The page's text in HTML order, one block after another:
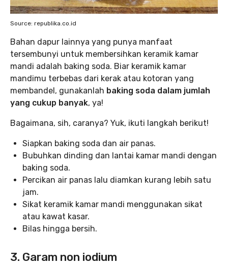
Source: republika.co.id
Bahan dapur lainnya yang punya manfaat
tersembunyi untuk membersihkan keramik kamar
mandi adalah baking soda. Biar keramik kamar
mandimu terbebas dari kerak atau kotoran yang
membandel, gunakanlah baking soda dalam jumlah
yang cukup banyak, ya!
Bagaimana, sih, caranya? Yuk, ikuti langkah berikut!
Siapkan baking soda dan air panas.
Bubuhkan dinding dan lantai kamar mandi dengan
baking soda.
Percikan air panas lalu diamkan kurang lebih satu
jam.
Sikat keramik kamar mandi menggunakan sikat
atau kawat kasar.
Bilas hingga bersih.
3. Garam non iodium